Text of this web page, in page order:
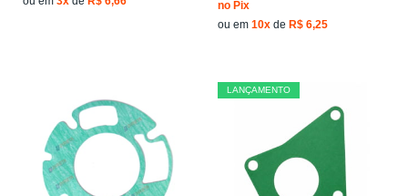
no Pix
ou em 10x de R$ 6,25
LANÇAMENTO